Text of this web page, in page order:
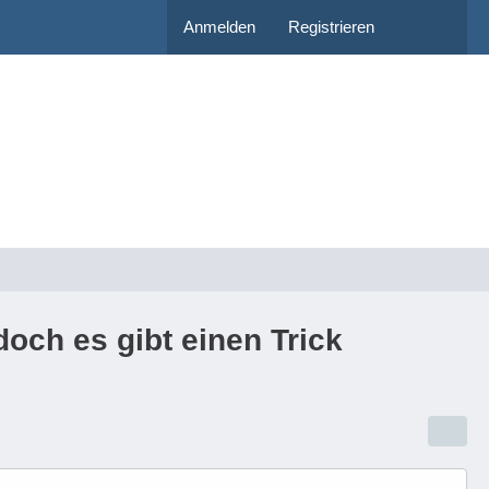
Anmelden Registrieren
es gibt einen Trick